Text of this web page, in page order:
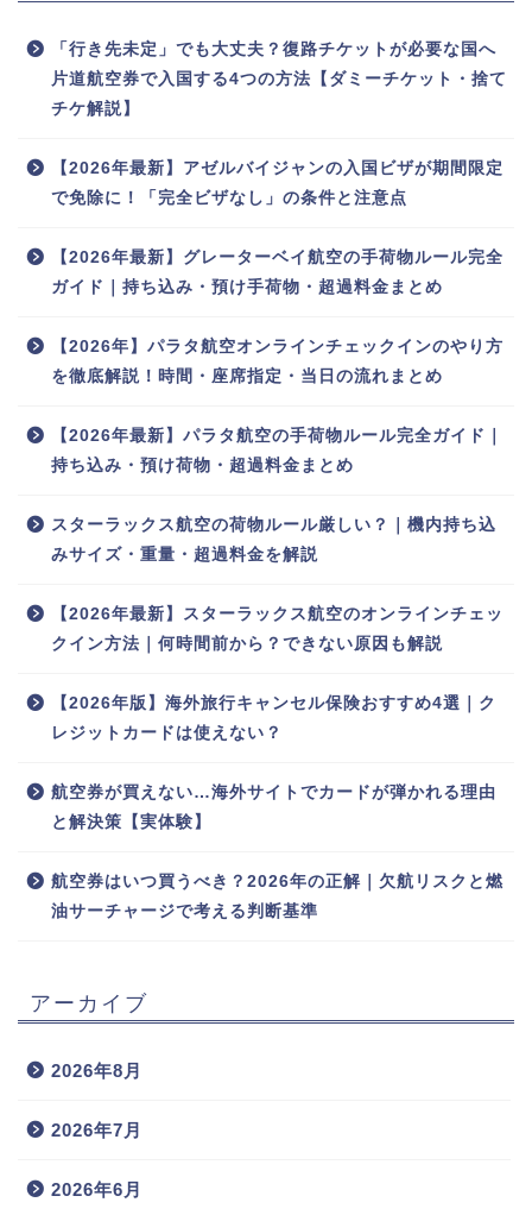
「行き先未定」でも大丈夫？復路チケットが必要な国へ
片道航空券で入国する4つの方法【ダミーチケット・捨て
チケ解説】
【2026年最新】アゼルバイジャンの入国ビザが期間限定
で免除に！「完全ビザなし」の条件と注意点
【2026年最新】グレーターベイ航空の手荷物ルール完全
ガイド｜持ち込み・預け手荷物・超過料金まとめ
【2026年】パラタ航空オンラインチェックインのやり方
を徹底解説！時間・座席指定・当日の流れまとめ
【2026年最新】パラタ航空の手荷物ルール完全ガイド｜
持ち込み・預け荷物・超過料金まとめ
スターラックス航空の荷物ルール厳しい？｜機内持ち込
みサイズ・重量・超過料金を解説
【2026年最新】スターラックス航空のオンラインチェッ
クイン方法｜何時間前から？できない原因も解説
【2026年版】海外旅行キャンセル保険おすすめ4選｜ク
レジットカードは使えない？
航空券が買えない…海外サイトでカードが弾かれる理由
と解決策【実体験】
航空券はいつ買うべき？2026年の正解｜欠航リスクと燃
油サーチャージで考える判断基準
アーカイブ
2026年8月
2026年7月
2026年6月